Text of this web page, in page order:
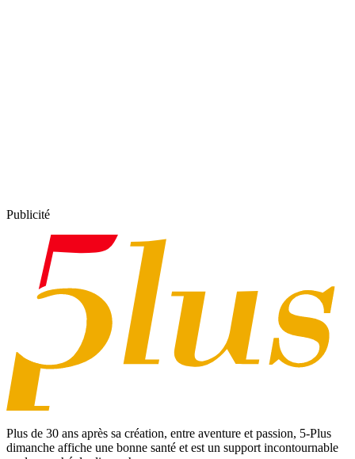
Publicité
Plus de 30 ans après sa création, entre aventure et passion, 5-Plus
dimanche affiche une bonne santé et est un support incontournable